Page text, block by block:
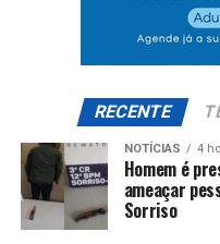
RECENTE
NOTÍCIAS 4
Homem é
ameaçar
Sorriso